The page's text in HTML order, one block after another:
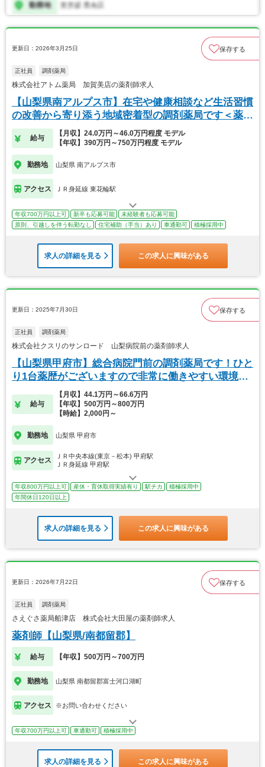
更新日：2026年3月25日 保存する
正社員 調剤薬局
株式会社アトム薬局 加賀美店の薬剤師求人
【山梨県南アルプス市】在宅や健康相談など生活習慣
の改善から寄り添う地域密着型の調剤薬局です＜薬剤
師＞
給与
【月収】24.0万円～46.0万円程度 モデル
【年収】390万円～750万円程度 モデル
勤務地 山梨県 南アルプス市
アクセス ＪＲ身延線 東花輪駅
年収700万円以上可 新卒も応募可能
未経験者も応募可能
原則、引越しを伴う転勤なし
住宅補助（手当）あり 車通勤可 積極採用中
求人の詳細を見る この求人に興味がある
更新日：2025年7月30日 保存する
正社員 調剤薬局
株式会社クスリのサンロード 山梨病院前の薬剤師求人
【山梨県甲府市】総合病院門前の調剤薬局です！ひと
り1台薬歴がございますので非常に働きやすい環境で
給与
【月収】44.1万円～66.6万円
【年収】500万円～800万円
【時給】2,000円～
勤務地 山梨県 甲府市
アクセス
ＪＲ中央本線(東京－松本) 甲府駅
ＪＲ身延線 甲府駅
年収800万円以上可 産休・育休取得実績有り 駅チカ
積極採用中
年間休日120日以上
求人の詳細を見る この求人に興味がある
更新日：2026年7月22日 保存する
正社員 調剤薬局
さえぐさ薬局船津店 株式会社大田屋の薬剤師求人
薬剤師【山梨県/南都留郡】
給与 【年収】500万円～700万円
勤務地 山梨県 南都留郡富士河口湖町
アクセス ※お問い合わせください
年収700万円以上可 車通勤可 積極採用中
求人の詳細を見る この求人に興味がある